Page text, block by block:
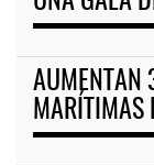
AUMENTAN
MARÍTIMAS